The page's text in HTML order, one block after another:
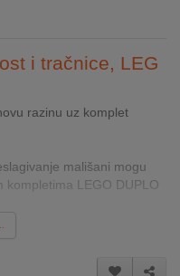
i tračnice, LEG
razinu uz komplet
mališani mogu
kompletima LEGO DUPLO